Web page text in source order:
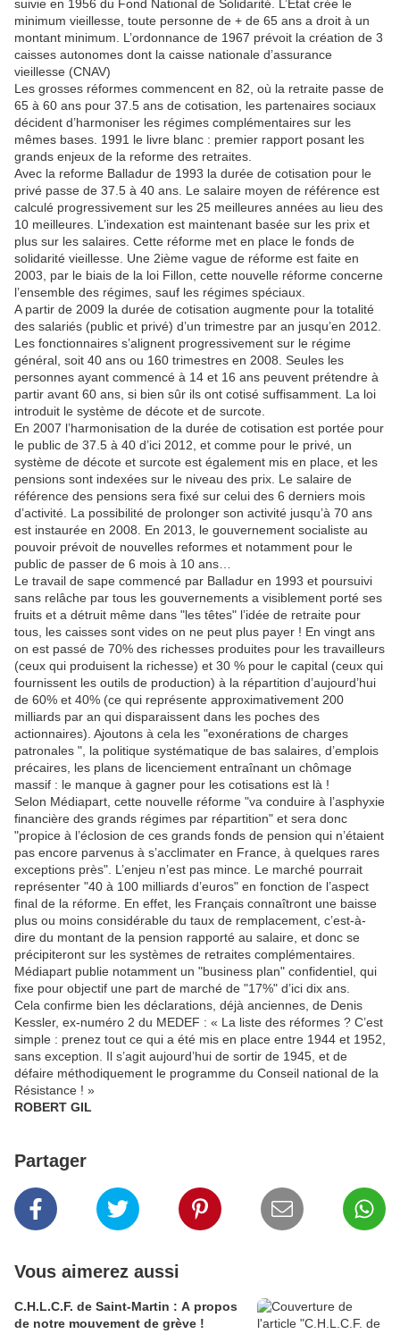
suivie en 1956 du Fond National de Solidarité. L’État crée le
minimum vieillesse, toute personne de + de 65 ans a droit à un
montant minimum. L’ordonnance de 1967 prévoit la création de 3
caisses autonomes dont la caisse nationale d’assurance
vieillesse (CNAV)
Les grosses réformes commencent en 82, où la retraite passe de
65 à 60 ans pour 37.5 ans de cotisation, les partenaires sociaux
décident d’harmoniser les régimes complémentaires sur les
mêmes bases. 1991 le livre blanc : premier rapport posant les
grands enjeux de la reforme des retraites.
Avec la reforme Balladur de 1993 la durée de cotisation pour le
privé passe de 37.5 à 40 ans. Le salaire moyen de référence est
calculé progressivement sur les 25 meilleures années au lieu des
10 meilleures. L’indexation est maintenant basée sur les prix et
plus sur les salaires. Cette réforme met en place le fonds de
solidarité vieillesse. Une 2ième vague de réforme est faite en
2003, par le biais de la loi Fillon, cette nouvelle réforme concerne
l’ensemble des régimes, sauf les régimes spéciaux.
A partir de 2009 la durée de cotisation augmente pour la totalité
des salariés (public et privé) d’un trimestre par an jusqu’en 2012.
Les fonctionnaires s’alignent progressivement sur le régime
général, soit 40 ans ou 160 trimestres en 2008. Seules les
personnes ayant commencé à 14 et 16 ans peuvent prétendre à
partir avant 60 ans, si bien sûr ils ont cotisé suffisamment. La loi
introduit le système de décote et de surcote.
En 2007 l’harmonisation de la durée de cotisation est portée pour
le public de 37.5 à 40 d’ici 2012, et comme pour le privé, un
système de décote et surcote est également mis en place, et les
pensions sont indexées sur le niveau des prix. Le salaire de
référence des pensions sera fixé sur celui des 6 derniers mois
d’activité. La possibilité de prolonger son activité jusqu’à 70 ans
est instaurée en 2008. En 2013, le gouvernement socialiste au
pouvoir prévoit de nouvelles reformes et notamment pour le
public de passer de 6 mois à 10 ans…
Le travail de sape commencé par Balladur en 1993 et poursuivi
sans relâche par tous les gouvernements a visiblement porté ses
fruits et a détruit même dans "les têtes" l’idée de retraite pour
tous, les caisses sont vides on ne peut plus payer ! En vingt ans
on est passé de 70% des richesses produites pour les travailleurs
(ceux qui produisent la richesse) et 30 % pour le capital (ceux qui
fournissent les outils de production) à la répartition d’aujourd’hui
de 60% et 40% (ce qui représente approximativement 200
milliards par an qui disparaissent dans les poches des
actionnaires). Ajoutons à cela les "exonérations de charges
patronales ", la politique systématique de bas salaires, d’emplois
précaires, les plans de licenciement entraînant un chômage
massif : le manque à gagner pour les cotisations est là !
Selon Médiapart, cette nouvelle réforme "va conduire à l’asphyxie
financière des grands régimes par répartition" et sera donc
"propice à l’éclosion de ces grands fonds de pension qui n’étaient
pas encore parvenus à s’acclimater en France, à quelques rares
exceptions près". L’enjeu n’est pas mince. Le marché pourrait
représenter "40 à 100 milliards d’euros" en fonction de l’aspect
final de la réforme. En effet, les Français connaîtront une baisse
plus ou moins considérable du taux de remplacement, c’est-à-
dire du montant de la pension rapporté au salaire, et donc se
précipiteront sur les systèmes de retraites complémentaires.
Médiapart publie notamment un "business plan" confidentiel, qui
fixe pour objectif une part de marché de "17%" d’ici dix ans.
Cela confirme bien les déclarations, déjà anciennes, de Denis
Kessler, ex-numéro 2 du MEDEF : « La liste des réformes ? C’est
simple : prenez tout ce qui a été mis en place entre 1944 et 1952,
sans exception. Il s’agit aujourd’hui de sortir de 1945, et de
défaire méthodiquement le programme du Conseil national de la
Résistance ! »
ROBERT GIL
Partager
Vous aimerez aussi
C.H.L.C.F. de Saint-Martin : A propos
de notre mouvement de grève !